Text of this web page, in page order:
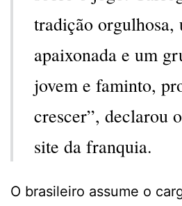
tradição orgulhosa,
apaixonada e um
jovem e faminto,
crescer”, declarou
site da franquia.
O brasileiro assume o